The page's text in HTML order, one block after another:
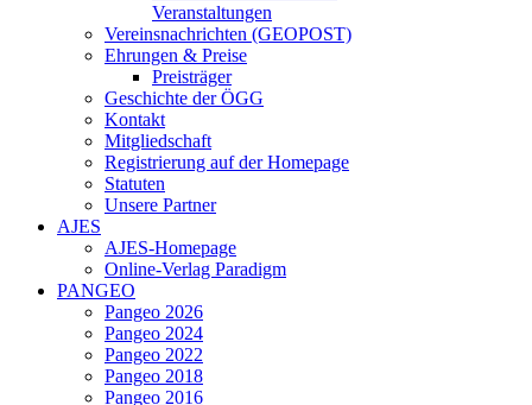
Veranstaltungen
Vereinsnachrichten (GEOPOST)
Ehrungen & Preise
Preisträger
Geschichte der ÖGG
Kontakt
Mitgliedschaft
Registrierung auf der Homepage
Statuten
Unsere Partner
AJES
AJES-Homepage
Online-Verlag Paradigm
PANGEO
Pangeo 2026
Pangeo 2024
Pangeo 2022
Pangeo 2018
Pangeo 2016